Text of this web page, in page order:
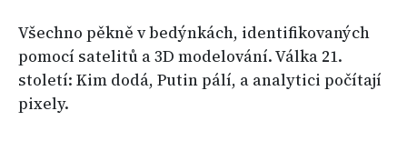
Všechno pěkně v bedýnkách, identifikovaných
pomocí satelitů a 3D modelování. Válka 21.
století: Kim dodá, Putin pálí, a analytici počítají
pixely.